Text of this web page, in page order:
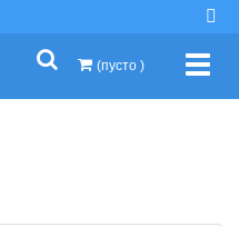
(пусто )